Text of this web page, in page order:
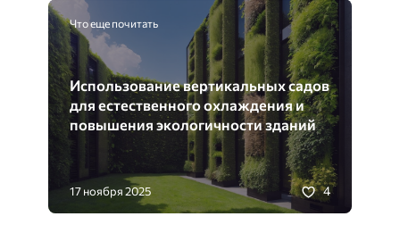
Что еще почитать
Использование вертикальных садов
для естественного охлаждения и
повышения экологичности зданий
17 ноября 2025 4